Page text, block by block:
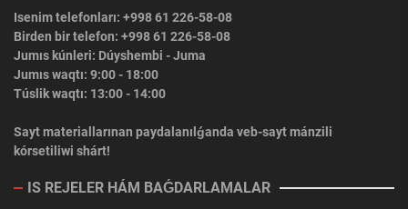
Isenim telefonları: +998 61 226-58-08
Birden bir telefon: +998 61 226-58-08
Jumıs kúnleri: Dúyshembi - Juma
Jumıs waqtı: 9:00 - 18:00
Túslik waqtı: 13:00 - 14:00
Sayt materiallarınan paydalanılǵanda veb-sayt mánzili
kórsetiliwi shárt!
IS REJELER HÁM BAǴDARLAMALAR